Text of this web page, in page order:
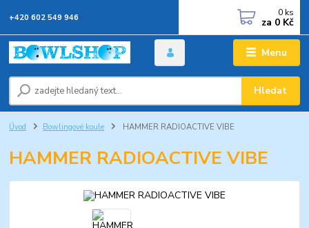
Menu
Hledat
+420 602 549 946 0 ks
za 0 Kč
Úvod Bowlingové koule HAMMER RADIOACTIVE VIBE
HAMMER RADIOACTIVE VIBE